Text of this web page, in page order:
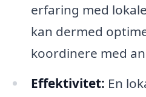
erfaring med
kan dermed
koordinere med
Effektivitet: En